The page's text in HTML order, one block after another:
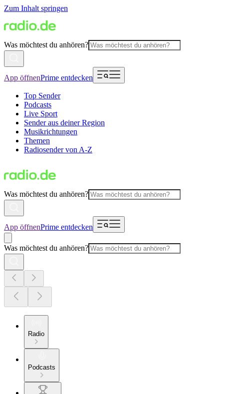
Zum Inhalt springen
Was möchtest du anhören?
App öffnenPrime entdecken
Top Sender
Podcasts
Live Sport
Sender aus deiner Region
Musikrichtungen
Themen
Radiosender von A-Z
Was möchtest du anhören?
App öffnenPrime entdecken
Was möchtest du anhören?
Radio
Podcasts